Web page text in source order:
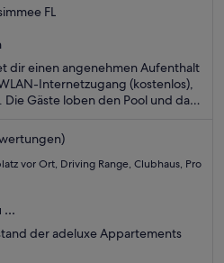
FL
dir einen angenehmen Aufenthalt
Internetzugang (kostenlos),
Gäste loben den Pool und das
World of Sports Complex
Kingdom® – befinden sich in
vor Ort, Driving Range, Clubhaus, Pro
...
der adeluxe Appartements